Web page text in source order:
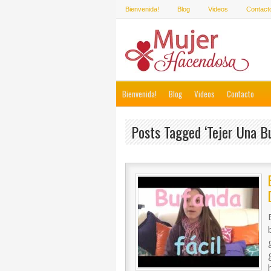
Bienvenida! Blog Videos
Bienvenida! Blog Videos Contacto
Posts Tagged ‘tejer Una